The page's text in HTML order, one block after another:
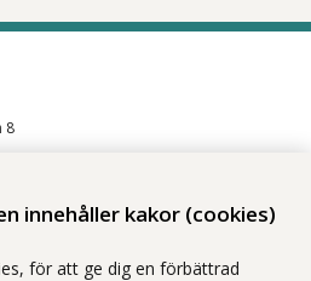
innehåller kakor (cookies)
för att ge dig en förbättrad
8